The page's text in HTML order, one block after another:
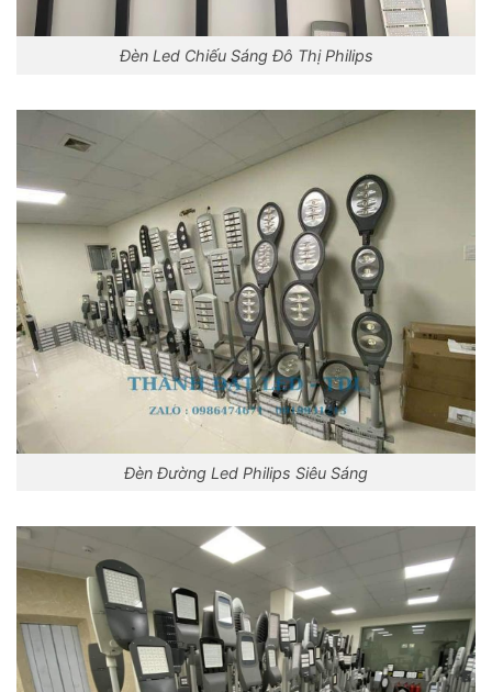
Đèn Led Chiếu Sáng Đô Thị Philips
Đèn Đường Led Philips Siêu Sáng